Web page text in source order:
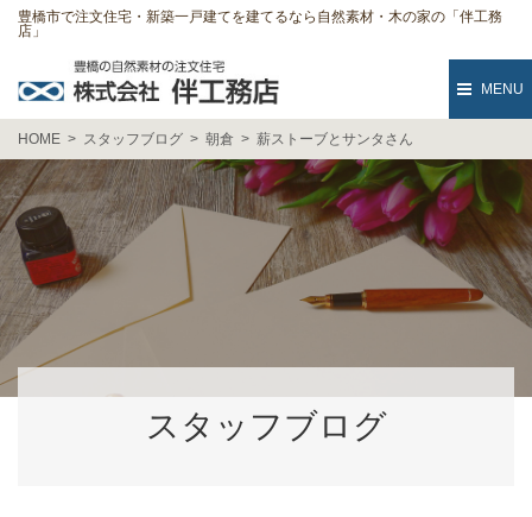
豊橋市で注文住宅・新築一戸建てを建てるなら自然素材・木の家の「伴工務
店」
MENU
HOME スタッフブログ 朝倉 薪ストーブとサンタさん
スタッフブログ